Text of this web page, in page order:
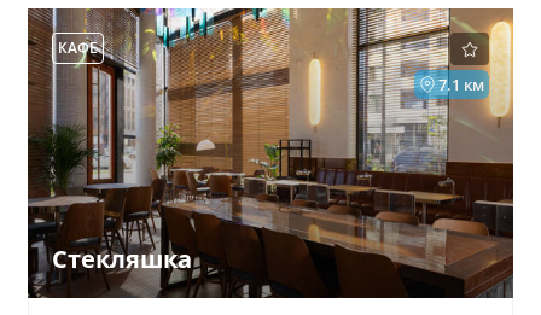
КАФЕ
7.1 км
Стекляшка